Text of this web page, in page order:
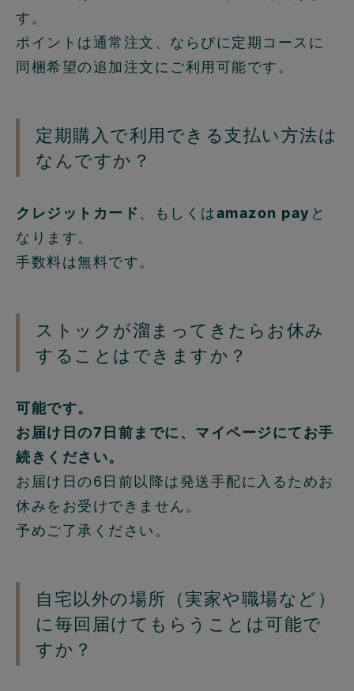
す。
ポイントは通常注文、ならびに定期コースに
同梱希望の追加注文にご利用可能です。
定期購入で利用できる支払い方法は
なんですか？
クレジットカード、もしくはamazon pay と
なります。
手数料は無料です。
ストックが溜まってきたらお休み
することはできますか？
可能です。
お届け日の7日前までに、マイページにてお手
続きください。
お届け日の6日前以降は発送手配に入るためお
休みをお受けできません。
予めご了承ください。
自宅以外の場所（実家や職場など）
に毎回届けてもらうことは可能で
すか？